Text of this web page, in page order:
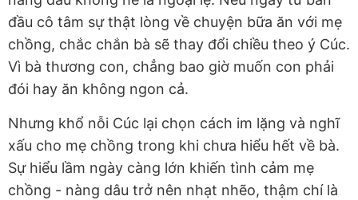
đầu cô tâm sự thật lòng về chuyện bữa ăn với mẹ
chồng, chắc chắn bà sẽ thay đổi chiều theo ý Cúc.
Vì bà thương con, chẳng bao giờ muốn con phải
đói hay ăn không ngon cả.
Nhưng khổ nỗi Cúc lại chọn cách im lặng và nghĩ
xấu cho mẹ chồng trong khi chưa hiểu hết về bà.
Sự hiểu lầm ngày càng lớn khiến tình cảm mẹ
chồng - nàng dâu trở nên nhạt nhẽo, thậm chí là